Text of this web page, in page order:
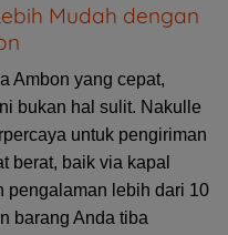
Mudah dengan
Ambon yang cepat,
bukan hal sulit. Nakulle
untuk pengiriman
berat, baik via kapal
pengalaman lebih dari 10
barang Anda tiba